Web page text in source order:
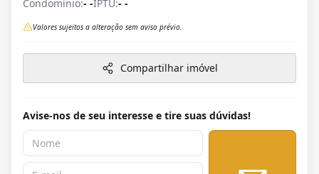
Condomínio:- -IPTU:- -
Valores sujeitos a alteração sem aviso prévio.
Compartilhar imóvel
Avise-nos de seu interesse e tire suas dúvidas!